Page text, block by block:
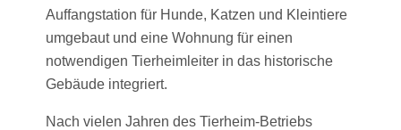
Auffangstation für Hunde, Katzen und Kleintiere
umgebaut und eine Wohnung für einen
notwendigen Tierheimleiter in das historische
Gebäude integriert.
Nach vielen Jahren des Tierheim-Betriebs